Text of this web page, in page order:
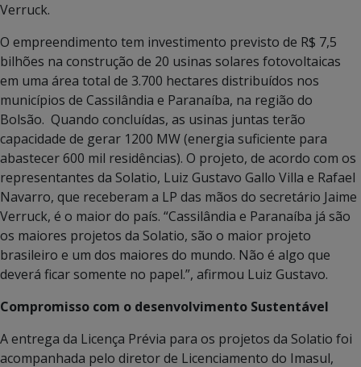
Verruck.
O empreendimento tem investimento previsto de R$ 7,5
bilhões na construção de 20 usinas solares fotovoltaicas
em uma área total de 3.700 hectares distribuídos nos
municípios de Cassilândia e Paranaíba, na região do
Bolsão. Quando concluídas, as usinas juntas terão
capacidade de gerar 1200 MW (energia suficiente para
abastecer 600 mil residências). O projeto, de acordo com os
representantes da Solatio, Luiz Gustavo Gallo Villa e Rafael
Navarro, que receberam a LP das mãos do secretário Jaime
Verruck, é o maior do país. “Cassilândia e Paranaíba já são
os maiores projetos da Solatio, são o maior projeto
brasileiro e um dos maiores do mundo. Não é algo que
deverá ficar somente no papel.”, afirmou Luiz Gustavo.
Compromisso com o desenvolvimento Sustentável
A entrega da Licença Prévia para os projetos da Solatio foi
acompanhada pelo diretor de Licenciamento do Imasul,